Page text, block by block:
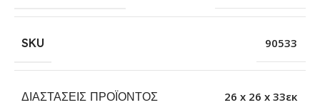
SKU 90533
ΔΙΑΣΤΆΣΕΙΣ ΠΡΟΪΌΝΤΟΣ 26 x 26 x 33εκ